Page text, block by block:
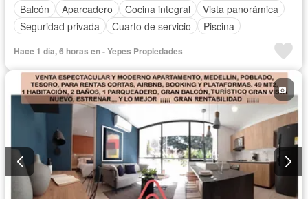
Balcón
Aparcadero Cocina integral
Vista panorámica
Seguridad privada
Cuarto de servicio Piscina
Hace 1 día, 6 horas en - Yepes Propiedades